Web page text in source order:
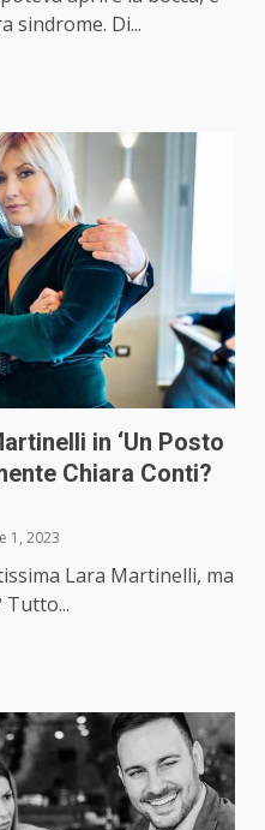
sindrome. Di...
in ‘Un Posto
Chiara Conti?
1, 2023
Lara Martinelli, ma
Tutto...